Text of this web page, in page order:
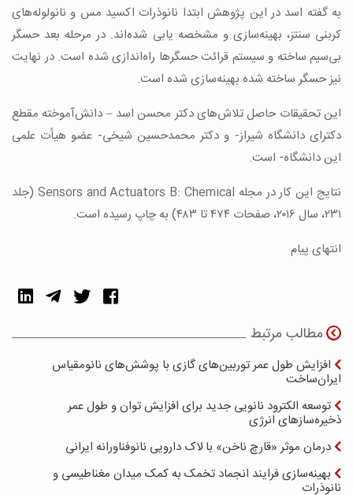
به گفته‌ اسد در این پژوهش ابتدا نانوذرات اکسید مس و نانولوله‌های
کربنی سنتز، بهینه‌سازی و مشخصه یابی شده‌اند. در مرحله‌ بعد حسگر
بی‌سیم ساخته و سیستم قرائت حسگرها راه‌اندازی شده است. در نهایت
نیز حسگر ساخته شده بهینه‌سازی شده است.
این تحقیقات حاصل تلاش‌های دکتر محسن اسد – دانش‌آموخته‌ مقطع
دکترای دانشگاه شیراز- و دکتر محمدحسین شیخی- عضو هیأت علمی
این دانشگاه- است.
نتایج این کار در مجله‌ Sensors and Actuators B: Chemical (جلد
۲۳۱، سال ۲۰۱۶، صفحات ۴۷۴ تا ۴۸۳) به چاپ رسیده است.
انتهای پیام
مطالب مرتبط
افزایش طول عمر توربین‌های گازی با پوشش‌های نانومقیاس
ایران‌ساخت
توسعه الکترود نانویی جدید برای افزایش توان و طول عمر
ذخیره‌سازهای انرژی
درمان موثر «قارچ ناخن» با لاک دارویی نانوفناورانه ایرانی
بهینه‌سازی فرایند انجماد تخمک به کمک میدان مغناطیسی و
نانوذرات